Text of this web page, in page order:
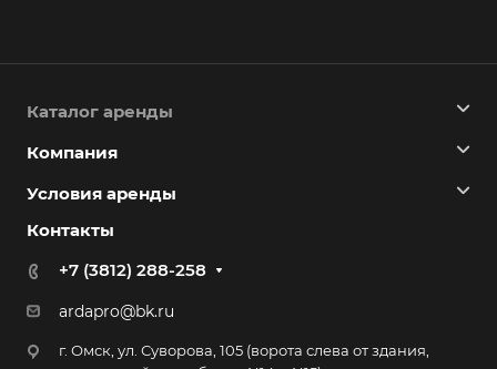
Каталог аренды
Компания
Условия аренды
Контакты
+7 (3812) 288-258
ardapro@bk.ru
г. Омск, ул. Суворова, 105 (ворота слева от здания,